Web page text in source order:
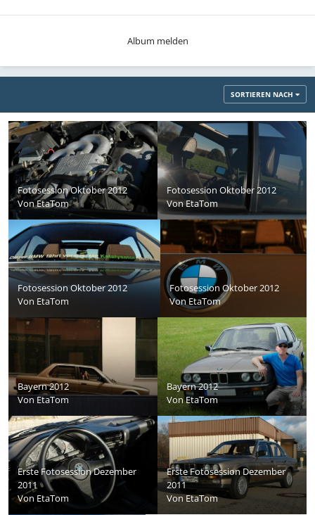
Album melden
SORTIEREN NACH
Fotosession Oktober 2012
VonEtaTom
Fotosession Oktober 2012
VonEtaTom
Fotosession Oktober 2012
Von EtaTom
Fotosession Oktober 2012
Von EtaTom
Bayern 2012
VonEtaTom
Bayern 2012
VonEtaTom
Erste Fotosession Dezember
2011
Von EtaTom
Erste Fotosession Dezember
2011
VonEtaTom